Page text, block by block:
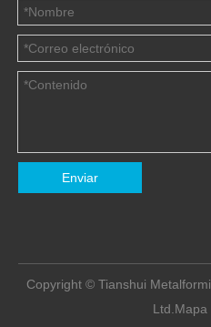
Enviar
Copyright © Tianshui
Ltd. Mapa